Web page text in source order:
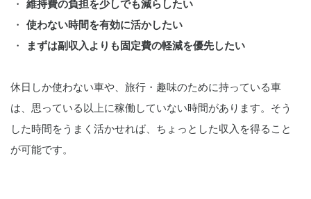
維持費の負担を少しでも減らしたい
使わない時間を有効に活かしたい
まずは副収入よりも固定費の軽減を優先したい
休日しか使わない車や、旅行・趣味のために持っている車
は、思っている以上に稼働していない時間があります。そう
した時間をうまく活かせれば、ちょっとした収入を得ること
が可能です。